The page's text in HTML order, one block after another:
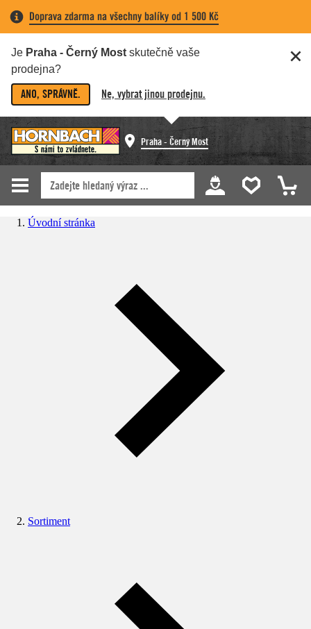
Doprava zdarma na všechny balíky od 1 500 Kč
Je Praha - Černý Most skutečně vaše
prodejna?
ANO, SPRÁVNĚ. Ne, vybrat jinou prodejnu.
Praha - Černý Most
Úvodní stránka
Sortiment